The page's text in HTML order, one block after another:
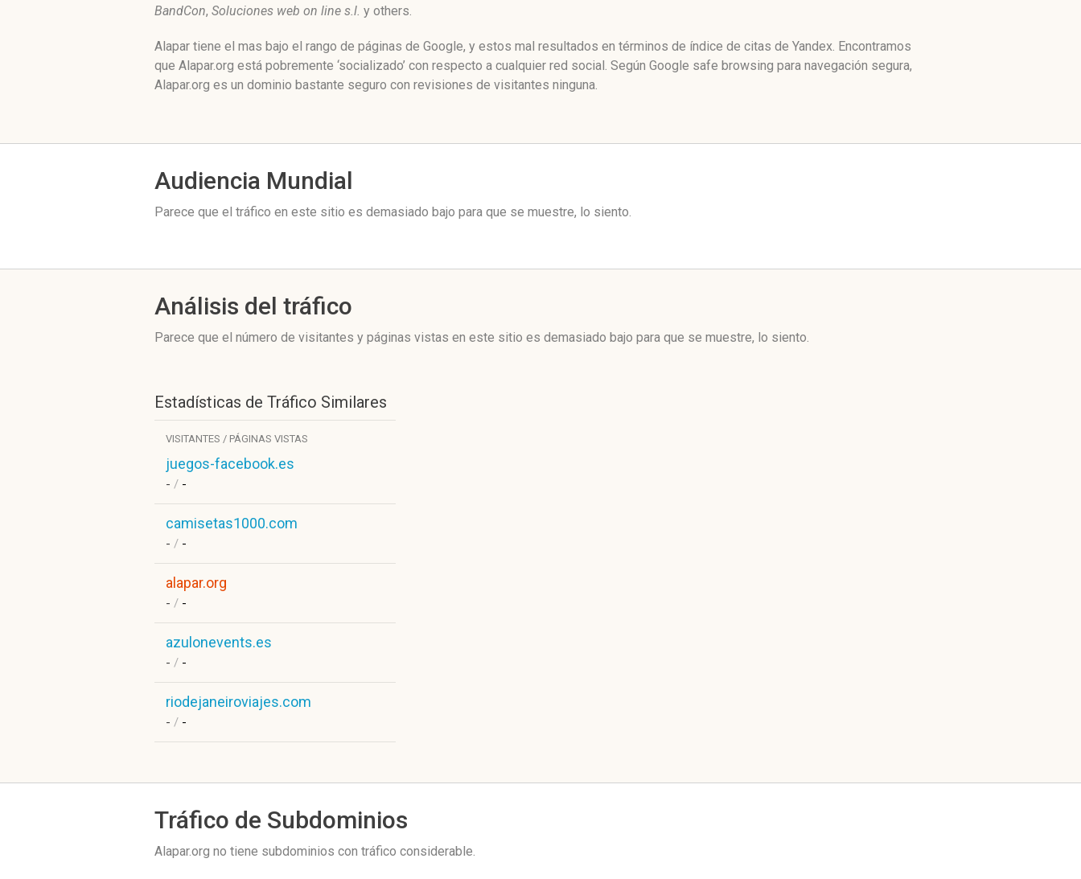
BandCon, Soluciones web on line s.l. y others.
Alapar tiene el mas bajo el rango de páginas de Google, y estos mal resultados en términos de índice de citas de Yandex. Encontramos
que Alapar.org está pobremente ‘socializado’ con respecto a cualquier red social. Según Google safe browsing para navegación segura,
Alapar.org es un dominio bastante seguro con revisiones de visitantes ninguna.
Audiencia Mundial
Parece que el tráfico en este sitio es demasiado bajo para que se muestre, lo siento.
Análisis del tráfico
Parece que el número de visitantes y páginas vistas en este sitio es demasiado bajo para que se muestre, lo siento.
Estadísticas de Tráfico Similares
VISITANTES / PÁGINAS VISTAS
juegos-facebook.es
- / -
camisetas1000.com
- / -
alapar.org
- / -
azulonevents.es
- / -
riodejaneiroviajes.com
- / -
Tráfico de Subdominios
Alapar.org no tiene subdominios con tráfico considerable.